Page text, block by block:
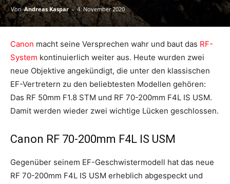
Von Andreas Kaspar - 4. November 2020
Canon macht seine Versprechen wahr und baut das RF-
System kontinuierlich weiter aus. Heute wurden zwei
neue Objektive angekündigt, die unter den klassischen
EF-Vertretern zu den beliebtesten Modellen gehören:
Das RF 50mm F1.8 STM und RF 70-200mm F4L IS USM.
Damit werden wieder zwei wichtige Lücken geschlossen.
Canon RF 70-200mm F4L IS USM
Gegenüber seinem EF-Geschwistermodell hat das neue
RF 70-200mm F4L IS USM erheblich abgespeckt und